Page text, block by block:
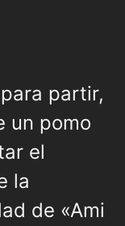
partir,
un pomo
el
la
de «Ami